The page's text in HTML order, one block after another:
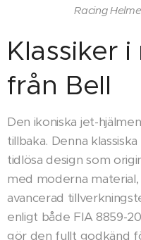
Racing
Klassiker
från Bell
Den ikoniska jet-
tillbaka. Denna
tidlösa design som
med moderna
avancerad
enligt både FIA 8859-
gör den fullt godkänd